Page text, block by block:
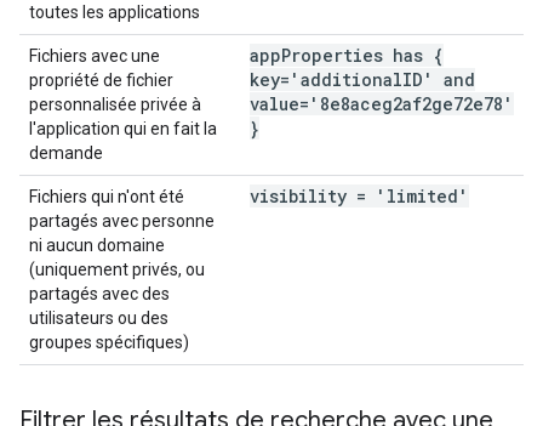
toutes les applications
Fichiers avec une
propriété de fichier
personnalisée privée à
l'application qui en fait la
demande
appProperties has {
key='additionalID' and
value='8e8aceg2af2ge72e78'
}
Fichiers qui n'ont été
partagés avec personne
ni aucun domaine
(uniquement privés, ou
partagés avec des
utilisateurs ou des
groupes spécifiques)
visibility = 'limited'